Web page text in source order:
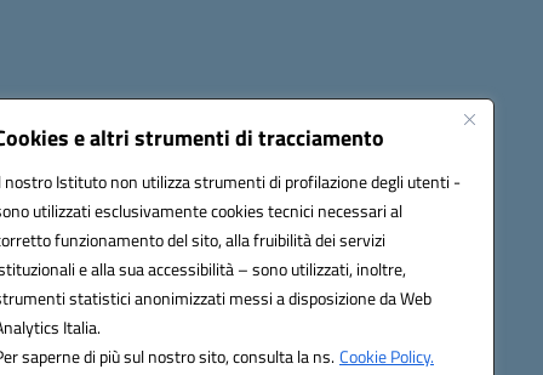
e altri strumenti di tracciamento
nostro Istituto non utilizza strumenti di profilazione degli utenti -
utilizzati esclusivamente cookies tecnici necessari al
funzionamento del sito, alla fruibilità dei servizi
e alla sua accessibilità – sono utilizzati, inoltre,
statistici anonimizzati messi a disposizione da Web
Italia.
saperne di più sul nostro sito, consulta la ns.Cookie Policy.